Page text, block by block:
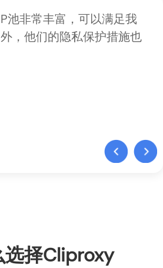
池非常丰富，可以满足我
，他们的隐私保护措施也
选择Cliproxy